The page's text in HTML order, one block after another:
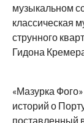
музыкальном
классическая
струнного
Гидона
«Мазурка
историй о
поставленный